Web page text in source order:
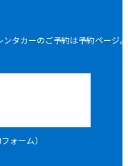
ンタカーのご予約は予約ページ
ォーム）